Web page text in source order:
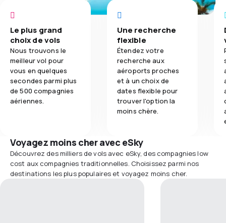
Le plus grand
choix de vols
Nous trouvons le
meilleur vol pour
vous en quelques
secondes parmi plus
de 500 compagnies
aériennes.
Une recherche
flexible
Étendez votre
recherche aux
aéroports proches
et à un choix de
dates flexible pour
trouver l'option la
moins chère.
Voyagez moins cher avec eSky
Découvrez des milliers de vols avec eSky, des compagnies low
cost aux compagnies traditionnelles. Choisissez parmi nos
destinations les plus populaires et voyagez moins cher.